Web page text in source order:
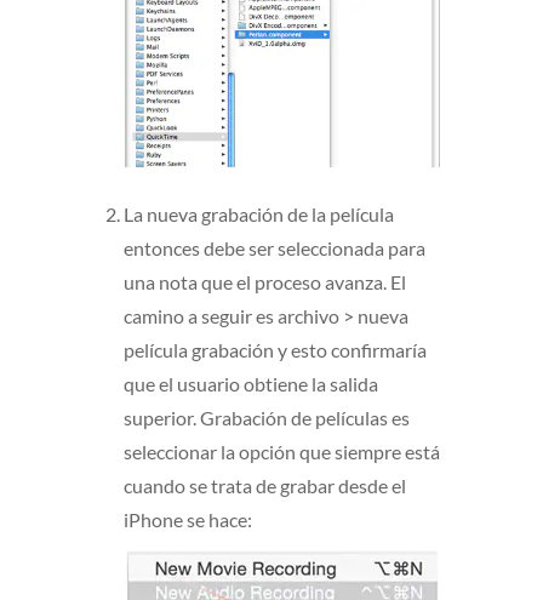
La nueva grabación de la película
entonces debe ser seleccionada para
una nota que el proceso avanza. El
camino a seguir es archivo > nueva
película grabación y esto confirmaría
que el usuario obtiene la salida
superior. Grabación de películas es
seleccionar la opción que siempre está
cuando se trata de grabar desde el
iPhone se hace: